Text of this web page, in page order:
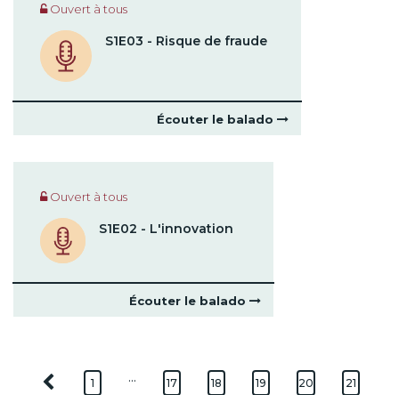
Ouvert à tous
S1E03 - Risque de fraude
Écouter le balado
Ouvert à tous
S1E02 - L'innovation
Écouter le balado
1 … 17 18 19 20 21